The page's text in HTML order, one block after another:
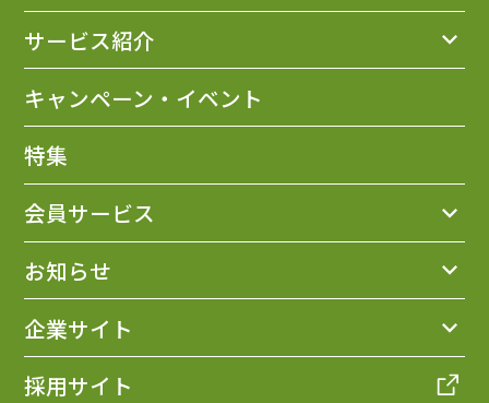
サービス紹介
キャンペーン・イベント
特集
会員サービス
お知らせ
企業サイト
採用サイト